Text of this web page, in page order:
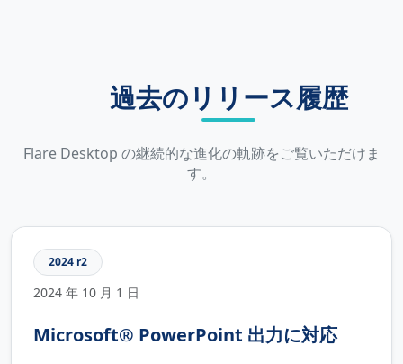
過去のリリース履歴
Flare Desktop の継続的な進化の軌跡をご覧いただけま
す。
2024 r2
2024 年 10 月 1 日
Microsoft® PowerPoint 出力に対応